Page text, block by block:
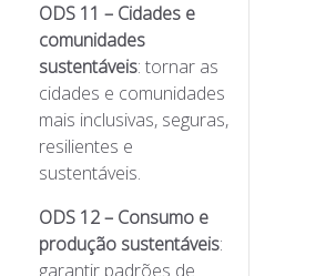
ODS 11 – Cidades e
comunidades
sustentáveis: tornar as
cidades e comunidades
mais inclusivas, seguras,
resilientes e
sustentáveis.
ODS 12 – Consumo e
produção sustentáveis:
garantir padrões de